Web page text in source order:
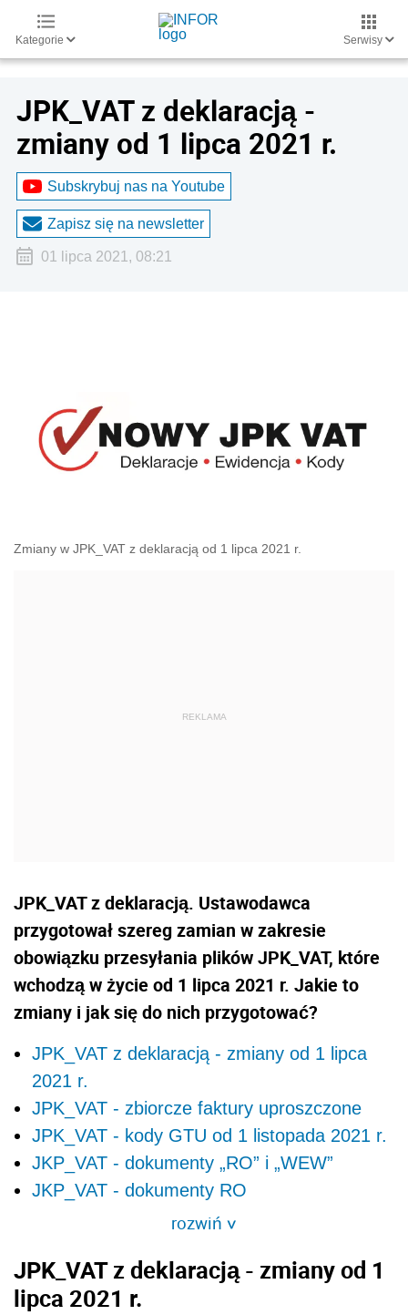
Kategorie Serwisy
JPK_VAT z deklaracją -
zmiany od 1 lipca 2021 r.
Subskrybuj nas na Youtube
Zapisz się na newsletter
01 lipca 2021, 08:21
Zmiany w JPK_VAT z deklaracją od 1 lipca 2021 r.
JPK_VAT z deklaracją. Ustawodawca
przygotował szereg zamian w zakresie
obowiązku przesyłania plików JPK_VAT, które
wchodzą w życie od 1 lipca 2021 r. Jakie to
zmiany i jak się do nich przygotować?
JPK_VAT z deklaracją - zmiany od 1 lipca
2021 r.
JPK_VAT - zbiorcze faktury uproszczone
JPK_VAT - kody GTU od 1 listopada 2021 r.
JKP_VAT - dokumenty „RO” i „WEW”
JKP_VAT - dokumenty RO
rozwiń>
JPK_VAT z deklaracją - zmiany od 1
lipca 2021 r.